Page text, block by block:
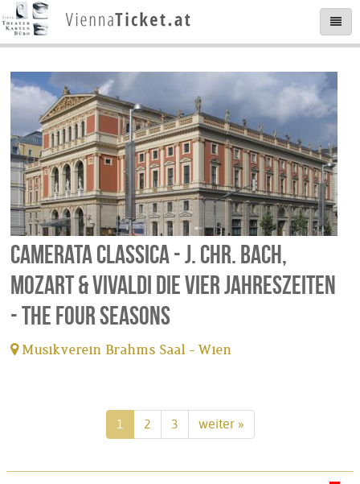
Camerata Classica - J. Chr. Bach,
Mozart & Vivaldi Die vier Jahreszeiten
- The four seasons
Musikverein Brahms Saal - Wien
1 2 3 weiter »